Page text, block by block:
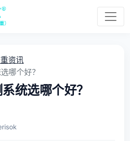
资讯
哪个好？
统选哪个好？